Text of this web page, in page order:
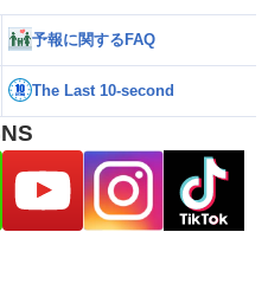
予報に関するFAQ
The Last 10-second